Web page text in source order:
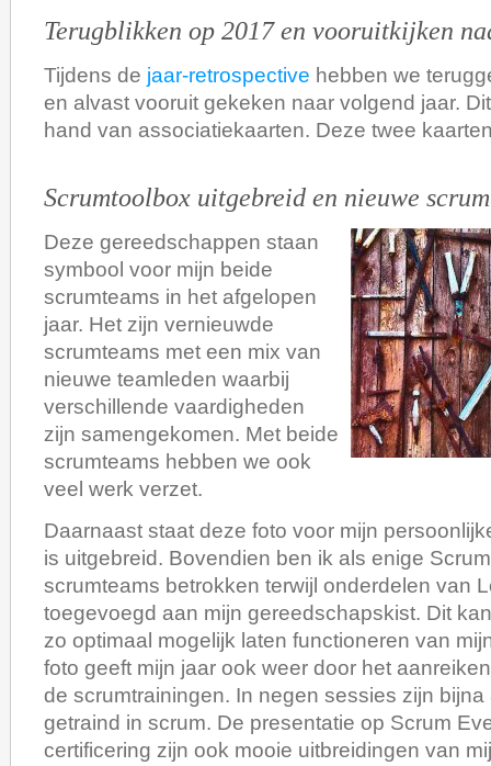
Terugblikken op 2017 en vooruitkijken
Tijdens de jaar-retrospective hebben we
en alvast vooruit gekeken naar volgend jaar.
hand van associatiekaarten. Deze twee
Scrumtoolbox uitgebreid en nieuwe
Deze gereedschappen staan
symbool voor mijn beide
scrumteams in het afgelopen
jaar. Het zijn vernieuwde
scrumteams met een mix van
nieuwe teamleden waarbij
verschillende vaardigheden
zijn samengekomen. Met beide
scrumteams hebben we ook
veel werk verzet.
Daarnaast staat deze foto voor mijn
is uitgebreid. Bovendien ben ik als enige
scrumteams betrokken terwijl onderdelen van
toegevoegd aan mijn gereedschapskist. Dit
zo optimaal mogelijk laten functioneren van
foto geeft mijn jaar ook weer door het
de scrumtrainingen. In negen sessies zijn bijna
getraind in scrum. De presentatie op Scrum
certificering zijn ook mooie uitbreidingen van